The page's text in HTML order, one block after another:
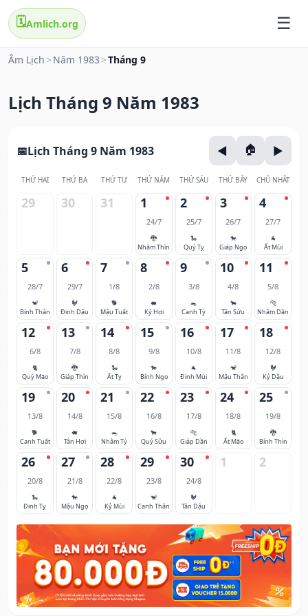
🗓️Amlich.org
Âm Lịch > Năm 1983 >Tháng 9
Lịch Tháng 9 Năm 1983
Lịch Tháng 9 Năm 1983
THỨ HAI THỨ BA THỨ TƯ THỨ NĂM THỨ SÁU THỨ BẢY CHỦ NHẬT
29 30 31 1
24/7
🐉
Nhâm Thìn
2
25/7
🐍
Quý Tỵ
3
26/7
🐎
Giáp Ngọ
4
27/7
🐐
Ất Mùi
5
28/7
🐒
Bính Thân
6
29/7
🐓
Đinh Dậu
7
1/8
🐕
Mậu Tuất
8
2/8
🐖
Kỷ Hợi
9
3/8
🐀
Canh Tý
10
4/8
🐂
Tân Sửu
11
5/8
🐅
Nhâm Dần
12
6/8
🐈
Quý Mão
13
7/8
🐉
Giáp Thìn
14
8/8
🐍
Ất Tỵ
15
9/8
🐎
Bính Ngọ
16
10/8
🐐
Đinh Mùi
17
11/8
🐒
Mậu Thân
18
12/8
🐓
Kỷ Dậu
19
13/8
🐕
Canh Tuất
20
14/8
🐖
Tân Hợi
21
15/8
🐀
Nhâm Tý
22
16/8
🐂
Quý Sửu
23
17/8
🐅
Giáp Dần
24
18/8
🐈
Ất Mão
25
19/8
🐉
Bính Thìn
26
20/8
🐍
Đinh Tỵ
27
21/8
🐎
Mậu Ngọ
28
22/8
🐐
Kỷ Mùi
29
23/8
🐒
Canh Thân
30
24/8
🐓
Tân Dậu
1 2